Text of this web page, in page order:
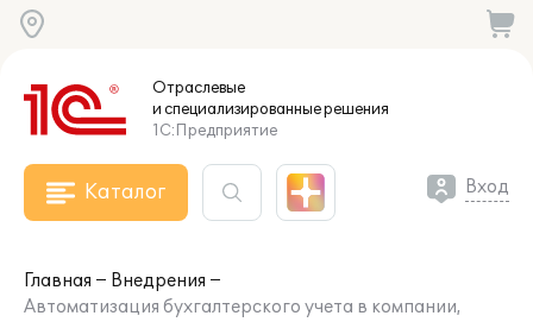
Отраслевые
и специализированныерешения
1С:Предприятие
Каталог Вход
Главная
Внедрения
Автоматизация бухгалтерского учета в компании,